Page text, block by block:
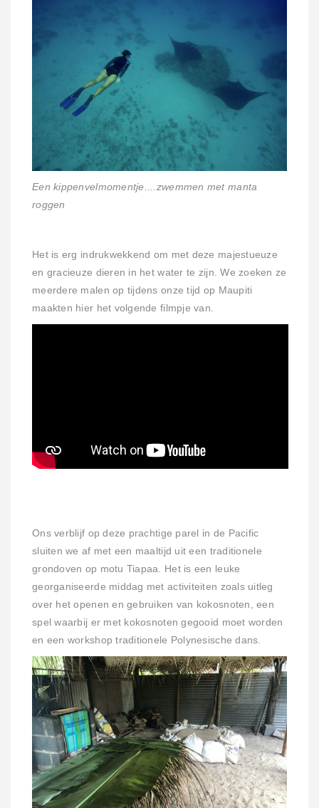
Een kippenvelmomentje....zwemmen met manta
roggen
Het is erg indrukwekkend om met deze majestueuze
en gracieuze dieren in het water te zijn. We zoeken ze
meerdere malen op tijdens onze tijd op Maupiti
maakten hier het volgende filmpje van.
Ons verblijf op deze prachtige parel in de Pacific
sluiten we af met een maaltijd uit een traditionele
grondoven op motu Tiapaa. Het is een leuke
georganiseerde middag met activiteiten zoals uitleg
over het openen en gebruiken van kokosnoten, een
spel waarbij er met kokosnoten gegooid moet worden
en een workshop traditionele Polynesische dans.